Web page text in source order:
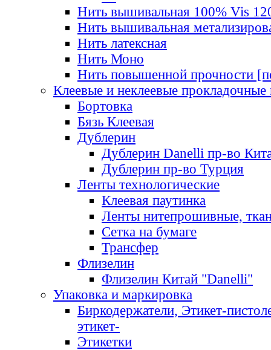
Нить вышивальная 100% Vis
Нить вышивальная
Нить латексная
Нить Моно
Нить повышенной прочности
Клеевые и неклеевые прокладочные
Бортовка
Бязь Клеевая
Дублерин
Дублерин Danelli пр-во
Дублерин пр-во Турция
Ленты технологические
Клеевая паутинка
Ленты нитепрошивные,
Сетка на бумаге
Трансфер
Флизелин
Флизелин Китай "Danelli"
Упаковка и маркировка
Биркодержатели, Этикет-
этикет-
Этикетки